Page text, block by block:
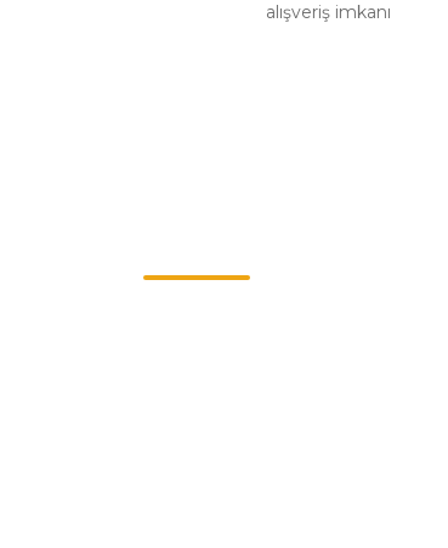
alışveriş imkanı